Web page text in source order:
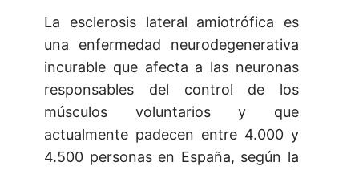
La esclerosis lateral amiotrófica es
una enfermedad neurodegenerativa
incurable que afecta a las neuronas
responsables del control de los
músculos voluntarios y que
actualmente padecen entre 4.000 y
4.500 personas en España, según la